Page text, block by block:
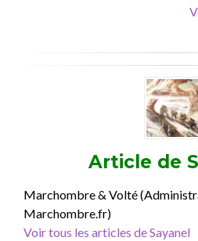
Article de
Marchombre & Volté
Marchombre.fr)
Voir tous les articles de Sayanel